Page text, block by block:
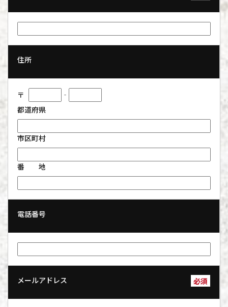
住所
〒
‐
都道府県
市区町村
番 地
電話番号
メールアドレス 必須